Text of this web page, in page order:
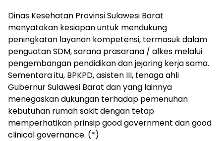
Dinas Kesehatan Provinsi Sulawesi Barat
menyatakan kesiapan untuk mendukung
peningkatan layanan kompetensi, termasuk dalam
penguatan SDM, sarana prasarana / alkes melalui
pengembangan pendidikan dan jejaring kerja sama.
Sementara itu, BPKPD, asisten III, tenaga ahli
Gubernur Sulawesi Barat dan yang lainnya
menegaskan dukungan terhadap pemenuhan
kebutuhan rumah sakit dengan tetap
memperhatikan prinsip good government dan good
clinical governance. (*)